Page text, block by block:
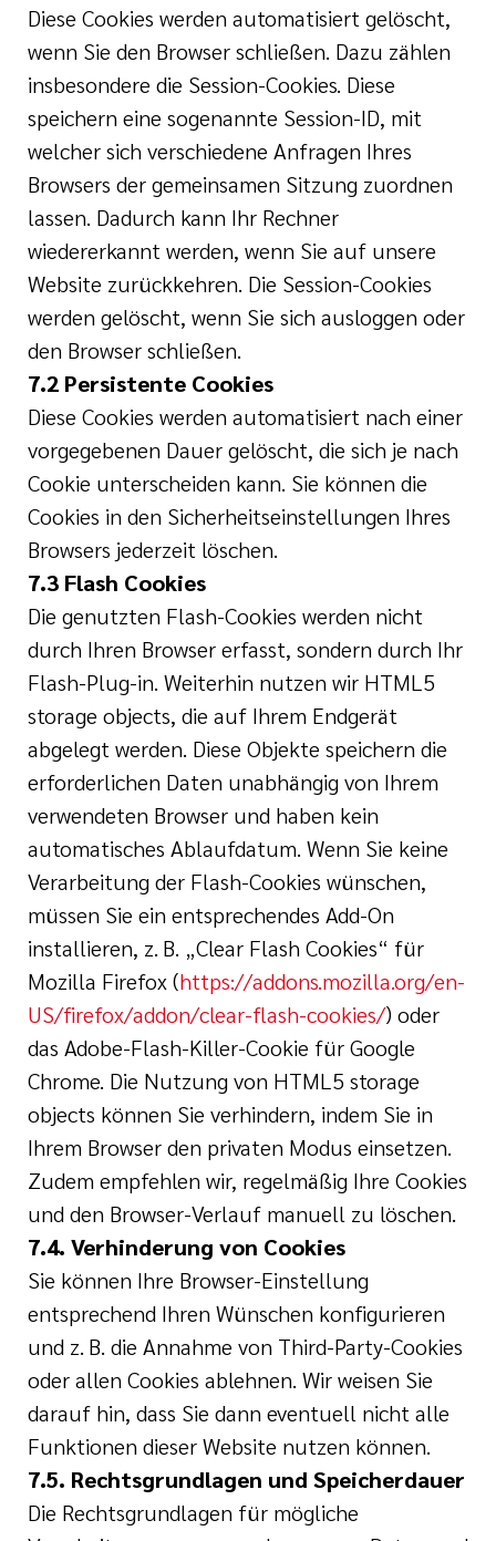
Diese Cookies werden automatisiert gelöscht,
wenn Sie den Browser schließen. Dazu zählen
insbesondere die Session-Cookies. Diese
speichern eine sogenannte Session-ID, mit
welcher sich verschiedene Anfragen Ihres
Browsers der gemeinsamen Sitzung zuordnen
lassen. Dadurch kann Ihr Rechner
wiedererkannt werden, wenn Sie auf unsere
Website zurückkehren. Die Session-Cookies
werden gelöscht, wenn Sie sich ausloggen oder
den Browser schließen.
7.2 Persistente Cookies
Diese Cookies werden automatisiert nach einer
vorgegebenen Dauer gelöscht, die sich je nach
Cookie unterscheiden kann. Sie können die
Cookies in den Sicherheitseinstellungen Ihres
Browsers jederzeit löschen.
7.3 Flash Cookies
Die genutzten Flash-Cookies werden nicht
durch Ihren Browser erfasst, sondern durch Ihr
Flash-Plug-in. Weiterhin nutzen wir HTML5
storage objects, die auf Ihrem Endgerät
abgelegt werden. Diese Objekte speichern die
erforderlichen Daten unabhängig von Ihrem
verwendeten Browser und haben kein
automatisches Ablaufdatum. Wenn Sie keine
Verarbeitung der Flash-Cookies wünschen,
müssen Sie ein entsprechendes Add-On
installieren, z. B. „Clear Flash Cookies“ für
Mozilla Firefox (https://addons.mozilla.org/en-
US/firefox/addon/clear-flash-cookies/) oder
das Adobe-Flash-Killer-Cookie für Google
Chrome. Die Nutzung von HTML5 storage
objects können Sie verhindern, indem Sie in
Ihrem Browser den privaten Modus einsetzen.
Zudem empfehlen wir, regelmäßig Ihre Cookies
und den Browser-Verlauf manuell zu löschen.
7.4. Verhinderung von Cookies
Sie können Ihre Browser-Einstellung
entsprechend Ihren Wünschen konfigurieren
und z. B. die Annahme von Third-Party-Cookies
oder allen Cookies ablehnen. Wir weisen Sie
darauf hin, dass Sie dann eventuell nicht alle
Funktionen dieser Website nutzen können.
7.5. Rechtsgrundlagen und Speicherdauer
Die Rechtsgrundlagen für mögliche